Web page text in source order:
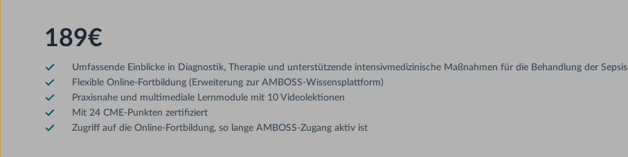
189€
Umfassende Einblicke in Diagnostik, Therapie und unterstützende intensivmedizinische Maßnahmen für die Behandlung der Sepsis
Flexible Online-Fortbildung (Erweiterung zur AMBOSS-Wissensplattform)
Praxisnahe und multimediale Lernmodule mit 10 Videolektionen
Mit 24 CME-Punkten zertifiziert
Zugriff auf die Online-Fortbildung, so lange AMBOSS-Zugang aktiv ist